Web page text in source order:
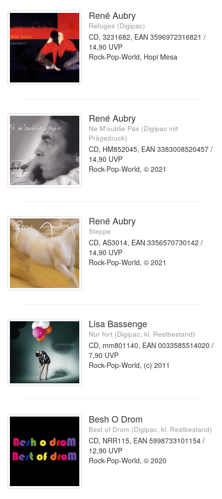
René Aubry
Refuges (Digipac)
CD, 3231682, EAN 3596972316821 /
14,90 UVP
Rock-Pop-World, Hopi Mesa
René Aubry
Ne M'oublie Pas (Digipac mit
Prägedruck)
CD, HM852045, EAN 3383008520457 /
14,90 UVP
Rock-Pop-World, © 2021
René Aubry
Steppe
CD, AS3014, EAN 3356570730142 /
14,90 UVP
Rock-Pop-World, © 2021
Lisa Bassenge
Nur fort (Digipac, kl. Restbestand)
CD, mm801140, EAN 0033585514020 /
7,90 UVP
Rock-Pop-World, (c) 2011
Besh O Drom
Best of Drom (Digipac, kl. Restbestand)
CD, NRR115, EAN 5998733101154 /
12,90 UVP
Rock-Pop-World, © 2020